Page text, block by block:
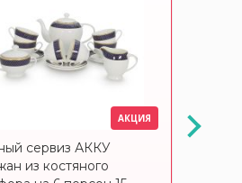
АКЦИЯ
сервиз АККУ
из костяного